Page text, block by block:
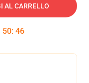
AL CARRELLO
50: 45